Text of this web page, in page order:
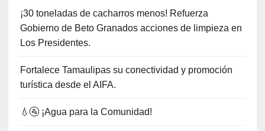
¡30 toneladas de cacharros menos! Refuerza
Gobierno de Beto Granados acciones de limpieza en
Los Presidentes.
Fortalece Tamaulipas su conectividad y promoción
turística desde el AIFA.
💧🚰 ¡Agua para la Comunidad!